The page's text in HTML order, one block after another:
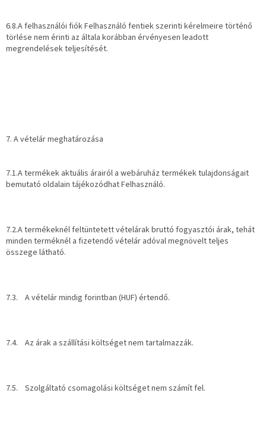
6.8.A felhasználói fiók Felhasználó fentiek szerinti kérelmeire történő
törlése nem érinti az általa korábban érvényesen leadott
megrendelések teljesítését.
7. A vételár meghatározása
7.1.A termékek aktuális árairól a webáruház termékek tulajdonságait
bemutató oldalain tájékozódhat Felhasználó.
7.2.A termékeknél feltüntetett vételárak bruttó fogyasztói árak, tehát
minden terméknél a fizetendő vételár adóval megnövelt teljes
összege látható.
7.3. A vételár mindig forintban (HUF) értendő.
7.4. Az árak a szállítási költséget nem tartalmazzák.
7.5. Szolgáltató csomagolási költséget nem számít fel.